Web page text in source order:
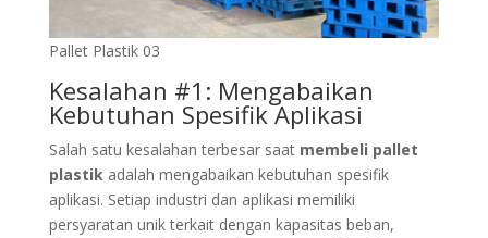
Pallet Plastik 03
Kesalahan #1: Mengabaikan
Kebutuhan Spesifik Aplikasi
Salah satu kesalahan terbesar saat membeli pallet
plastikadalah mengabaikan kebutuhan spesifik
aplikasi. Setiap industri dan aplikasi memiliki
persyaratan unik terkait dengan kapasitas beban,